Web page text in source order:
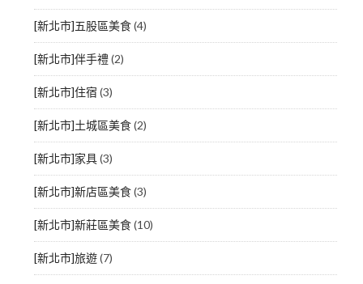
[新北市]五股區美食(4)
[新北市]伴手禮(2)
[新北市]住宿 (3)
[新北市]土城區美食(2)
[新北市]家具(3)
[新北市]新店區美食(3)
[新北市]新莊區美食(10)
[新北市]旅遊(7)